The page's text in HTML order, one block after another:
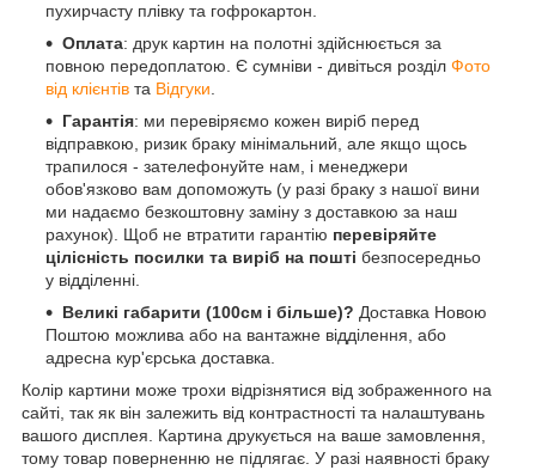
пухирчасту плівку та гофрокартон.
Оплата: друк картин на полотні здійснюється за
повною передоплатою. Є сумніви - дивіться розділ Фото
від клієнтів та Відгуки.
Гарантія: ми перевіряємо кожен виріб перед
відправкою, ризик браку мінімальний, але якщо щось
трапилося - зателефонуйте нам, і менеджери
обов'язково вам допоможуть (у разі браку з нашої вини
ми надаємо безкоштовну заміну з доставкою за наш
рахунок). Щоб не втратити гарантію перевіряйте
цілісність посилки та виріб на пошті безпосередньо
у відділенні.
Великі габарити (100см і більше)? Доставка Новою
Поштою можлива або на вантажне відділення, або
адресна кур'єрська доставка.
Колір картини може трохи відрізнятися від зображенного на
сайті, так як він залежить від контрастності та налаштувань
вашого дисплея. Картина друкується на ваше замовлення,
тому товар поверненню не підлягає. У разі наявності браку